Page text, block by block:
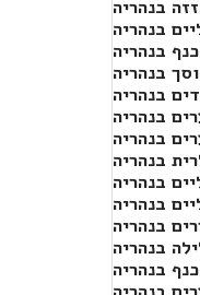
בנהריה
בנהריה
בנהריה
בנהריה
בנהריה
בנהריה
בנהריה
בנהריה
בנהריה
בנהריה
בנהריה
בנהריה
בנהריה